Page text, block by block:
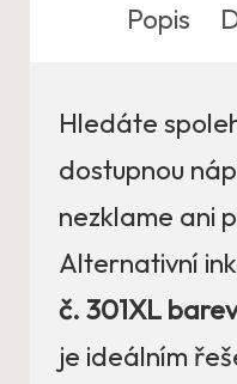
Popis
Hledáte
dostupnou
nezklame ani
Alternativní
č. 301XL
je ideálním